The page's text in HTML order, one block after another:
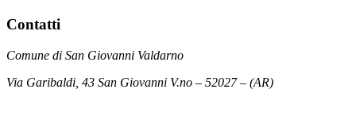
Contatti
Comune di San Giovanni Valdarno
Via Garibaldi, 43 San Giovanni V.no – 52027 – (AR)